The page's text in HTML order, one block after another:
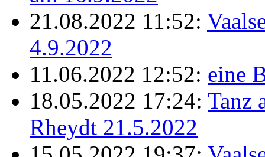
21.08.2022 11:52:
4.9.2022
11.06.2022 12:52: eine
18.05.2022 17:24: Tanz
Rheydt 21.5.2022